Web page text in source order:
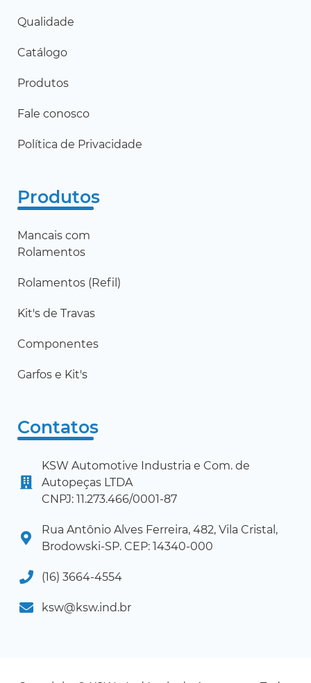
Qualidade
Catálogo
Produtos
Fale conosco
Política de Privacidade
Produtos
Mancais com
Rolamentos
Rolamentos (Refil)
Kit's de Travas
Componentes
Garfos e Kit's
Contatos
KSW Automotive Industria e Com. de
Autopeças LTDA
CNPJ: 11.273.466/0001-87
Rua Antônio Alves Ferreira, 482, Vila Cristal,
Brodowski-SP. CEP: 14340-000
(16) 3664-4554
ksw@ksw.ind.br